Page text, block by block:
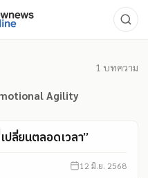
1 บทความ
Agility
ปลี่ยนตลอดเวลา”
12 มิ.ย. 2568